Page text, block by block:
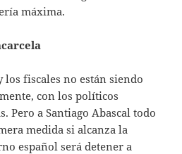
máxima.
los fiscales no están siendo
con los políticos
Pero a Santiago Abascal todo
medida si alcanza la
español será detener a